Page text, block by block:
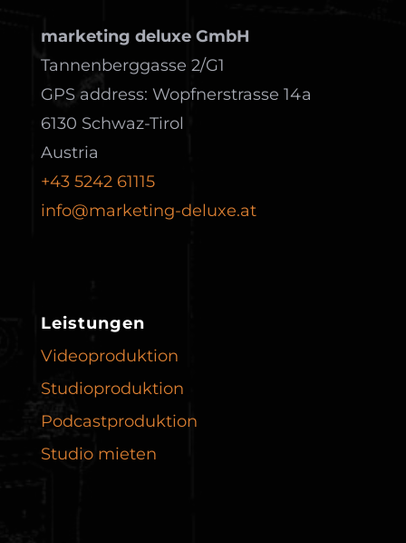
marketing deluxe GmbH
Tannenberggasse 2/G1
GPS address: Wopfnerstrasse 14a
6130 Schwaz-Tirol
Austria
+43 5242 61115
info@marketing-deluxe.at
Leistungen
Videoproduktion
Studioproduktion
Podcast­produktion
Studio mieten